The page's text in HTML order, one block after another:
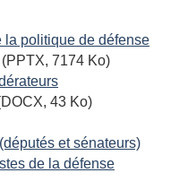
la politique de défense
(PPTX, 7174 Ko)
43 Ko)
et sénateurs)
de la défense